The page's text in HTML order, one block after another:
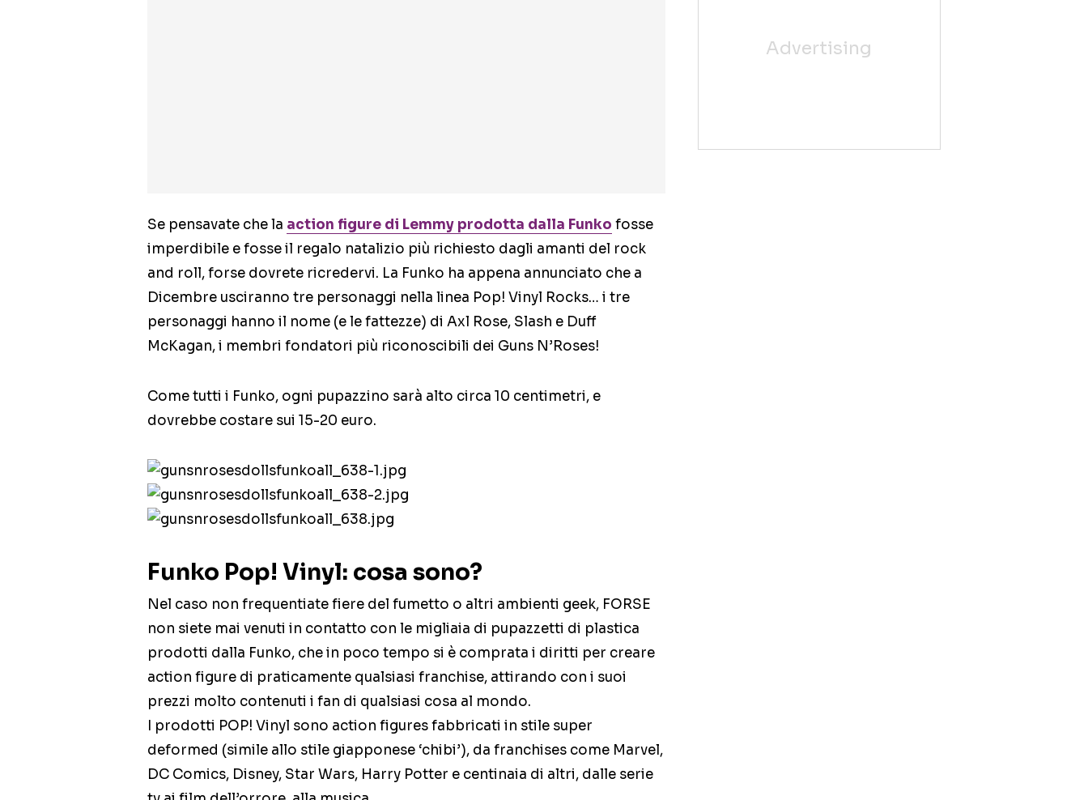
Se pensavate che la action figure di Lemmy prodotta dalla Funko fosse
imperdibile e fosse il regalo natalizio più richiesto dagli amanti del rock
and roll, forse dovrete ricredervi. La Funko ha appena annunciato che a
Dicembre usciranno tre personaggi nella linea Pop! Vinyl Rocks… i tre
personaggi hanno il nome (e le fattezze) di Axl Rose, Slash e Duff
McKagan, i membri fondatori più riconoscibili dei Guns N’Roses!
Come tutti i Funko, ogni pupazzino sarà alto circa 10 centimetri, e
dovrebbe costare sui 15-20 euro.
Funko Pop! Vinyl: cosa sono?
Nel caso non frequentiate fiere del fumetto o altri ambienti geek, FORSE
non siete mai venuti in contatto con le migliaia di pupazzetti di plastica
prodotti dalla Funko, che in poco tempo si è comprata i diritti per creare
action figure di praticamente qualsiasi franchise, attirando con i suoi
prezzi molto contenuti i fan di qualsiasi cosa al mondo.
I prodotti POP! Vinyl sono action figures fabbricati in stile super
deformed (simile allo stile giapponese ‘chibi’), da franchises come Marvel,
DC Comics, Disney, Star Wars, Harry Potter e centinaia di altri, dalle serie